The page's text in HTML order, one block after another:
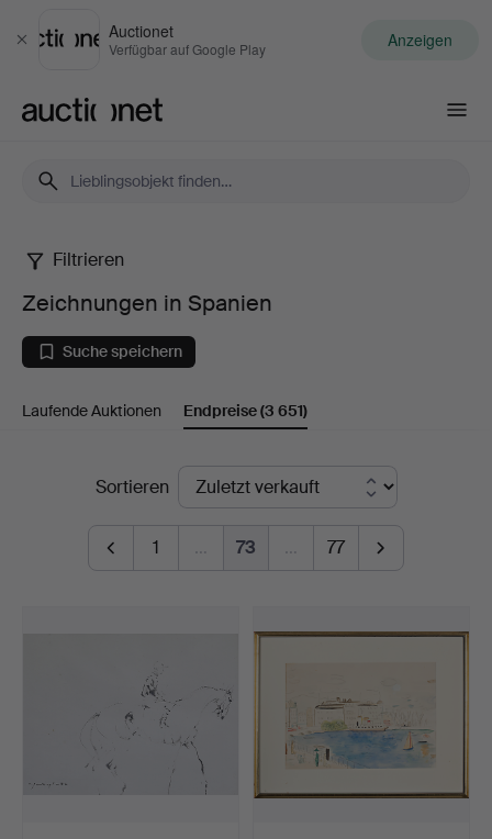
Schließen
Auctionet
Verfügbar auf Google Play Anzeigen
Zeichnungen
in
Spanien
Filtrieren
Zeichnungen in Spanien
Suche speichern
Laufende Auktionen Endpreise(3 651)
EndpreiseSortieren
1 … 73 … 77